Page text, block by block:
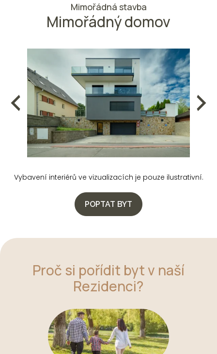
Mimořádná stavba
Mimořádný domov
Vybavení interiérů ve vizualizacích je pouze ilustrativní.
POPTAT BYT
Proč si pořídit byt v naší
Rezidenci?